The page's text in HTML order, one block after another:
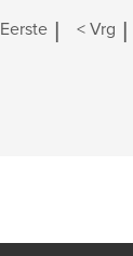
Eerste | < Vrg |